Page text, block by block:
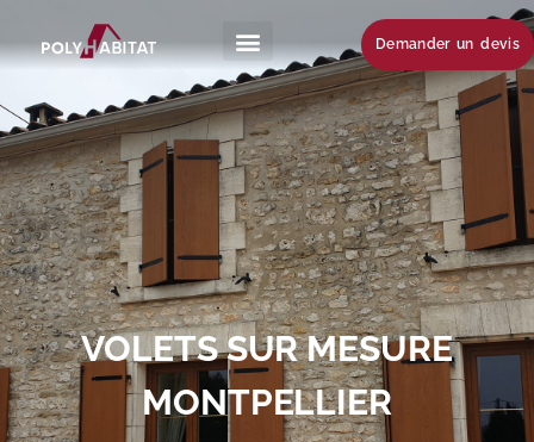
Demander un devis
VOLETS SUR MESURE
MONTPELLIER